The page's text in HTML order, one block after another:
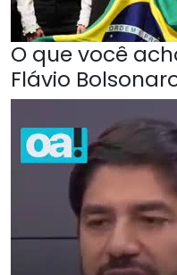
O que você
Flávio